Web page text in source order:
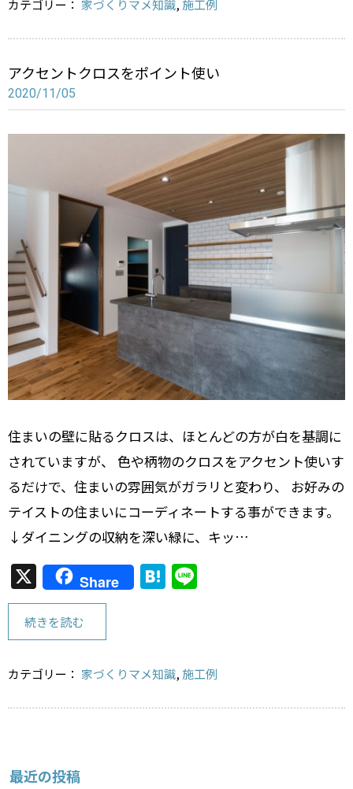
a
カテゴリー： 家づくりマメ知識, 施工例
アクセントクロスをポイント使い
2020/11/05
住まいの壁に貼るクロスは、ほとんどの方が白を基調に
されていますが、 色や柄物のクロスをアクセント使いす
るだけで、住まいの雰囲気がガラリと変わり、 お好みの
テイストの住まいにコーディネートする事ができます。
↓ダイニングの収納を深い緑に、キッ…
X Share H
a
続きを読む
カテゴリー： 家づくりマメ知識, 施工例
最近の投稿